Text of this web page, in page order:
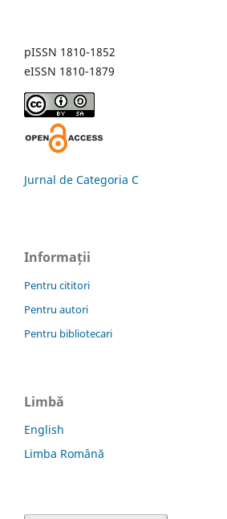
pISSN 1810-1852
eISSN 1810-1879
Jurnal de Categoria C
Informații
Pentru cititori
Pentru autori
Pentru bibliotecari
Limbă
English
Limba Română